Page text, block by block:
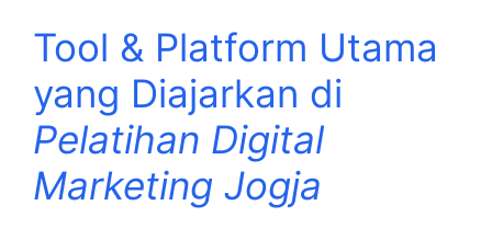
Tool & Platform Utama
yang Diajarkan di
Pelatihan Digital
Marketing Jogja